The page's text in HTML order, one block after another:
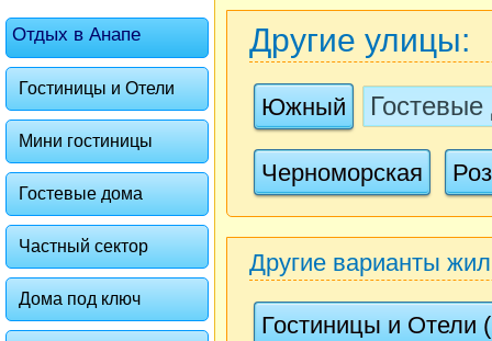
Отдых в Анапе
Гостиницы и Отели
Мини гостиницы
Гостевые дома
Частный сектор
Дома под ключ
Другие улицы:
Южный
Черноморская Роз
Другие варианты
Гостиницы и Отели